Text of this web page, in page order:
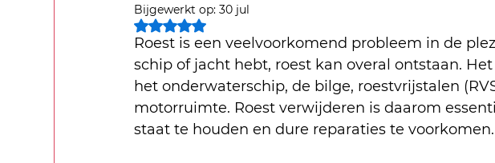
Bijgewerkt op:30 jul
Beoordeeld met NaN uit 5 sterren.
Roest is een veelvoorkomend probleem in de
schip of jacht hebt, roest kan overal ontstaan.
het onderwaterschip, de bilge, roestvrijstalen
motorruimte. Roest verwijderen is daarom
staat te houden en dure reparaties te voorkomen.